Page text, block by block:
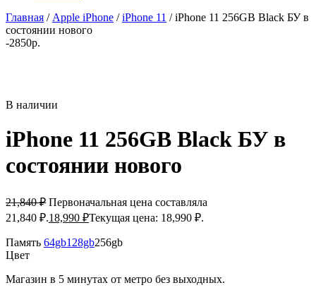
Главная / Apple iPhone /iPhone 11 / iPhone 11 256GB Black БУ в
состоянии нового
-2850р.
В наличии
iPhone 11 256GB Black БУ в
состоянии нового
21,840₽ Первоначальная цена составляла
21,840 ₽.18,990 ₽Текущая цена: 18,990 ₽.
Память 64gb128gb256gb
Цвет
Магазин в 5 минутах от метро без выходных.